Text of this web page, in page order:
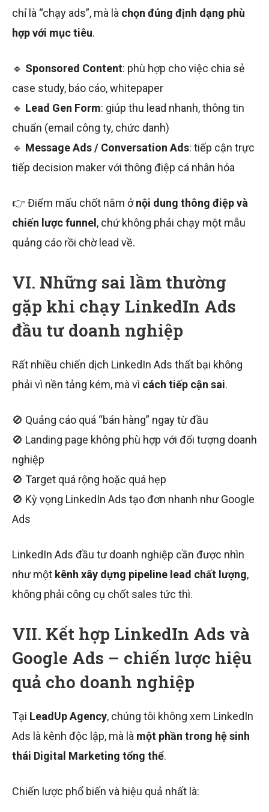
chỉ là “chạy ads”, mà là chọn đúng định dạng phù
hợp với mục tiêu.
🔹 Sponsored Content: phù hợp cho việc chia sẻ
case study, báo cáo, whitepaper
🔹 Lead Gen Form: giúp thu lead nhanh, thông tin
chuẩn (email công ty, chức danh)
🔹 Message Ads / Conversation Ads: tiếp cận trực
tiếp decision maker với thông điệp cá nhân hóa
👉 Điểm mấu chốt nằm ởnội dung thông điệp và
chiến lược funnel , chứ không phải chạy một mẫu
quảng cáo rồi chờ lead về.
VI. Những sai lầm thường
gặp khi chạy LinkedIn Ads
đầu tư doanh nghiệp
Rất nhiều chiến dịch LinkedIn Ads thất bại không
phải vì nền tảng kém, mà vì cách tiếp cận sai.
🚫 Quảng cáo quá “bán hàng” ngay từ đầu
🚫 Landing page không phù hợp với đối tượng doanh
nghiệp
🚫 Target quá rộng hoặc quá hẹp
🚫 Kỳ vọng LinkedIn Ads tạo đơn nhanh như Google
Ads
LinkedIn Ads đầu tư doanh nghiệp cần được nhìn
như một kênh xây dựng pipeline lead chất lượng,
không phải công cụ chốt sales tức thì.
VII. Kết hợp LinkedIn Ads và
Google Ads – chiến lược hiệu
quả cho doanh nghiệp
Tại LeadUp Agency, chúng tôi không xem LinkedIn
Ads là kênh độc lập, mà là một phần trong hệ sinh
thái Digital Marketing tổng thể.
Chiến lược phổ biến và hiệu quả nhất là: